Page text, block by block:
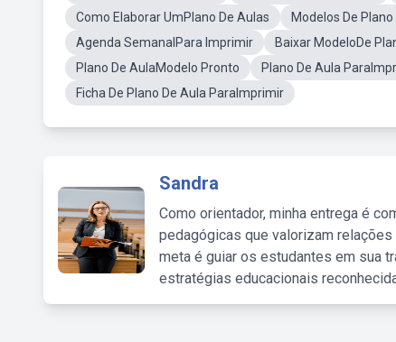
Como Elaborar UmPlano De Aulas
Modelos De
Agenda SemanalPara Imprimir
Baixar ModeloDe
Plano De AulaModelo Pronto
Plano De Aula
Ficha De Plano De Aula ParaImprimir
Sandra
Como orientador, minha entrega é
pedagógicas que valorizam
meta é guiar os estudantes em sua
estratégias educacionais